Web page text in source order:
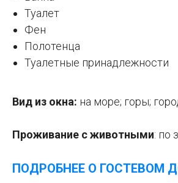
Туалет
Фен
Полотенца
Туалетные принадлежности
Вид из окна: на море; горы;
Проживание с животными: по
ПОДРОБНЕЕ О ГОСТЕВОМ